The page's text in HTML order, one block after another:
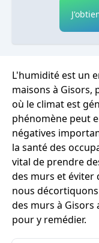
L'humidité est un
maisons à Gisors,
où le climat est
phénomène peut
négatives
la santé des
vital de prendre
des murs et éviter
nous
des murs à Gisors
pour y remédier.